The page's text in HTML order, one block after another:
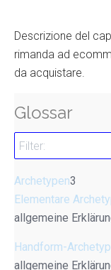
Descrizione del
rimanda ad
da acquistare.
Glossar
Archetypen3
Elementare
allgemeine
Handform-
allgemeine